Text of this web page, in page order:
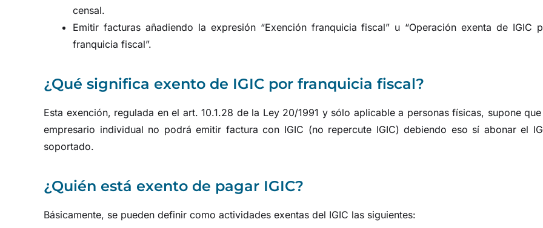
censal.
Emitir facturas añadiendo la expresión “Exención franquicia fiscal” u “Operación exenta de IGIC
franquicia fiscal”.
¿Qué significa exento de IGIC por franquicia fiscal?
Esta exención, regulada en el art. 10.1.28 de la Ley 20/1991 y sólo aplicable a personas físicas, supone
empresario individual no podrá emitir factura con IGIC (no repercute IGIC) debiendo eso sí abonar el
soportado.
¿Quién está exento de pagar IGIC?
Básicamente, se pueden definir como actividades exentas del IGIC las siguientes: